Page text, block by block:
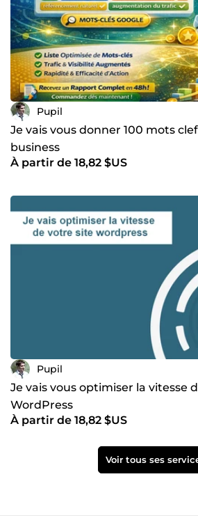
Pupil
Je vais vous donner 100 mots
business
À partir de 18,82 $US
Pupil
Je vais vous optimiser la vitesse
WordPress
À partir de 18,82 $US
Voir tous ses